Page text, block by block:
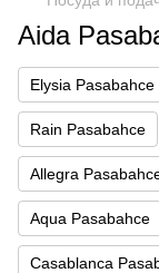
Aida
Elysia Pasabahce
Rain Pasabahce
Allegra
Aqua Pasabahce
Casablanca